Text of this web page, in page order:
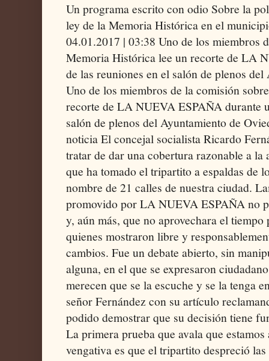
Un programa escrito con odio Sobre la
ley de la Memoria Histórica en el
04.01.2017 | 03:38 Uno de los miembros
Memoria Histórica lee un recorte de LA
de las reuniones en el salón de plenos
Uno de los miembros de la comisión
recorte de LA NUEVA ESPAÑA durante
salón de plenos del Ayuntamiento de
noticia El concejal socialista Ricardo
tratar de dar una cobertura razonable a
que ha tomado el tripartito a espaldas de
nombre de 21 calles de nuestra ciudad.
promovido por LA NUEVA ESPAÑA no
y, aún más, que no aprovechara el tiempo
quienes mostraron libre y
cambios. Fue un debate abierto, sin
alguna, en el que se expresaron
merecen que se la escuche y se la tenga
señor Fernández con su artículo
podido demostrar que su decisión tiene
La primera prueba que avala que
vengativa es que el tripartito despreció